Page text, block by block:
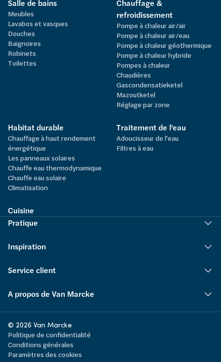
Salle de bains
Meubles
Lavabos et vasques
Douches
Baignoires
Robinets
Toilettes
Chauffage &
refroidissement
Pompe à chaleur air/air
Pompe à chaleur air/eau
Pompe à chaleur géothermique
Pompe à chaleur hybride
Pompes à chaleur
Chaudières
Gascondensatieketel
Mazoutketel
Réglage par zone
Habitat durable
Chauffage à haut rendement
énergétique
Les panneaux solaires
Chauffe eau thermodynamique
Chauffe eau solaire
Climatisation
Traitement de l'eau
Adoucisseur de l'eau
Filtres à eau
Cuisine
Pratique
Inspiration
Service client
A propos de Van Marcke
© 2026 Van Marcke
Politique de confidentialité
Conditions générales
Paramètres des cookies